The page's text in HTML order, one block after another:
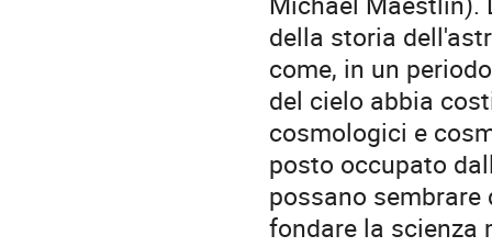
della storia
come, in un
del cielo abbia
cosmologici e
posto occupato
possano
fondare la scienza